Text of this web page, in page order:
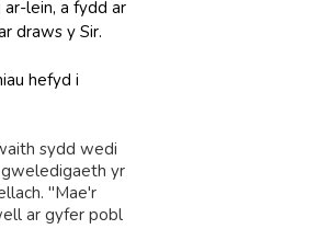
lein, a fydd ar
draws y Sir.
hefyd i
sydd wedi
yr
"Mae'r
ar gyfer pobl